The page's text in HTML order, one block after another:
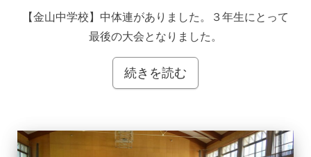
【金山中学校】中体連がありました。３年生にとって
最後の大会となりました。
続きを読む